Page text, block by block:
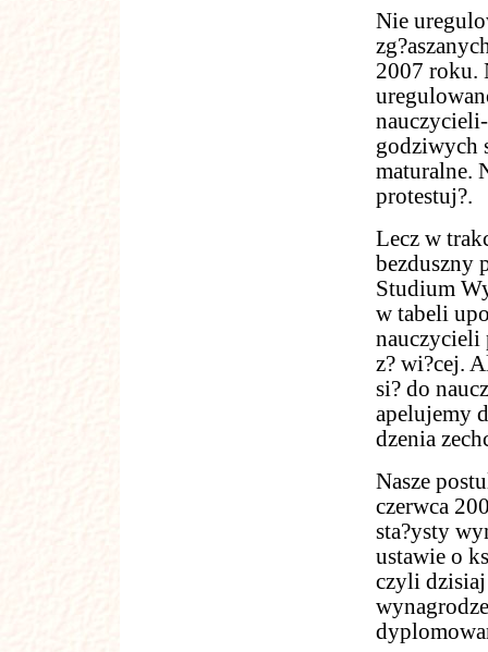
Nie
2007 roku.
godziwych
maturalne.
protestuj?.
Lecz w
bezduszny
Studium
w tabeli
nauczycieli
z? wi?cej.
si? do
apelujemy
dzenia
Nasze
czerwca
sta?ysty
ustawie o
czyli dzisiaj